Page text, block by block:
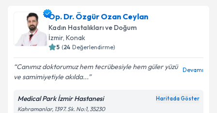
Op. Dr. Özgür Ozan Ceylan
Kadın Hastalıkları ve Doğum
İzmir, Konak
5 (24 Değerlendirme)
Canımız doktorumuz hem tecrübesiyle hem güler yüzü
ve samimiyetiyle akılda...
Devamı
Medical Park İzmir Hastanesi Haritada Göster
Kahramanlar, 1397. Sk. No:1, 35230